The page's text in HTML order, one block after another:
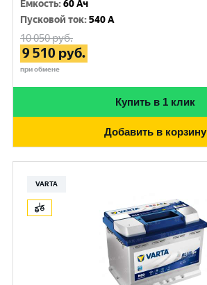
Емкость:60 Ач
Пусковой ток:540 A
10 050руб.
9 510 руб.
при обмене
Купить в 1 клик
Добавить в корзину
VARTA